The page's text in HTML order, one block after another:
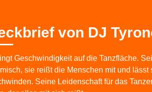
von DJ
Geschwindigkeit auf die Tanzfläche.
sie reißt die Menschen mit und lässt
Seine Leidenschaft für das